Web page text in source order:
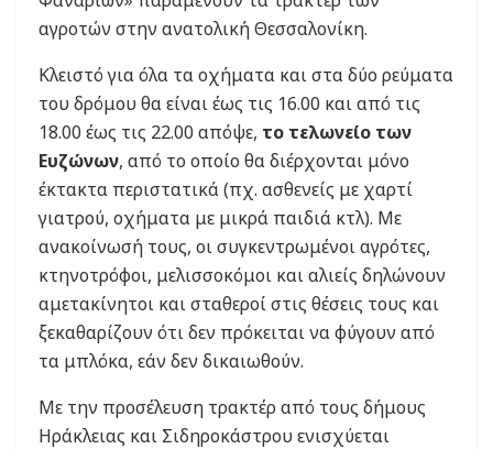
αγροτών στην ανατολική Θεσσαλονίκη.
Κλειστό για όλα τα οχήματα και στα δύο ρεύματα
του δρόμου θα είναι έως τις 16.00 και από τις
18.00 έως τις 22.00 απόψε, το τελωνείο των
Ευζώνων, από το οποίο θα διέρχονται μόνο
έκτακτα περιστατικά (πχ. ασθενείς με χαρτί
γιατρού, οχήματα με μικρά παιδιά κτλ). Με
ανακοίνωσή τους, οι συγκεντρωμένοι αγρότες,
κτηνοτρόφοι, μελισσοκόμοι και αλιείς δηλώνουν
αμετακίνητοι και σταθεροί στις θέσεις τους και
ξεκαθαρίζουν ότι δεν πρόκειται να φύγουν από
τα μπλόκα, εάν δεν δικαιωθούν.
Με την προσέλευση τρακτέρ από τους δήμους
Ηράκλειας και Σιδηροκάστρου ενισχύεται